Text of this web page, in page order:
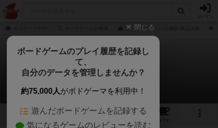
ゆくカバくるカバの通販/商品詳細
ゆくカバくるカバ
とびうおさんのレビュー
8 8
カフェ
閉じる
ボードゲームのプレイ履歴を記録し
て、
自分のデータを管理しませんか？
約75,000人がボドゲーマを利用中！
遊んだボードゲームを記録する
気になるゲームのレビューを読む